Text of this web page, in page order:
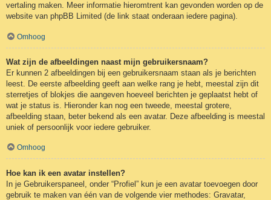
vertaling maken. Meer informatie hieromtrent kan gevonden worden op de
website van phpBB Limited (de link staat onderaan iedere pagina).
Omhoog
Wat zijn de afbeeldingen naast mijn gebruikersnaam?
Er kunnen 2 afbeeldingen bij een gebruikersnaam staan als je berichten
leest. De eerste afbeelding geeft aan welke rang je hebt, meestal zijn dit
sterretjes of blokjes die aangeven hoeveel berichten je geplaatst hebt of
wat je status is. Hieronder kan nog een tweede, meestal grotere,
afbeelding staan, beter bekend als een avatar. Deze afbeelding is meestal
uniek of persoonlijk voor iedere gebruiker.
Omhoog
Hoe kan ik een avatar instellen?
In je Gebruikerspaneel, onder “Profiel” kun je een avatar toevoegen door
gebruik te maken van één van de volgende vier methodes: Gravatar,